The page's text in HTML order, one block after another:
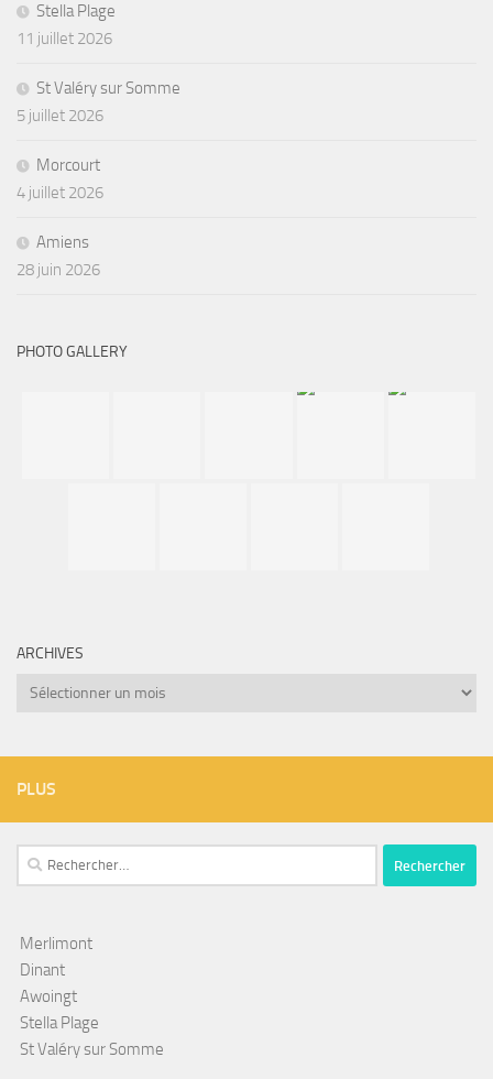
Stella Plage
11 juillet 2026
St Valéry sur Somme
5 juillet 2026
Morcourt
4 juillet 2026
Amiens
28 juin 2026
PHOTO GALLERY
ARCHIVES
Archives
PLUS
Rechercher :
Merlimont
Dinant
Awoingt
Stella Plage
St Valéry sur Somme